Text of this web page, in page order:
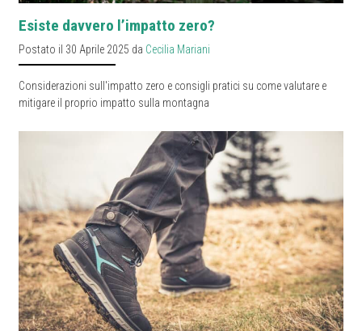
Esiste davvero l’impatto zero?
Postato il 30 Aprile 2025 da Cecilia Mariani
Considerazioni sull'impatto zero e consigli pratici su come valutare e
mitigare il proprio impatto sulla montagna